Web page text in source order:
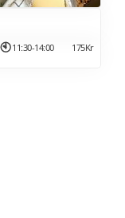
11:30-14:00 175Kr